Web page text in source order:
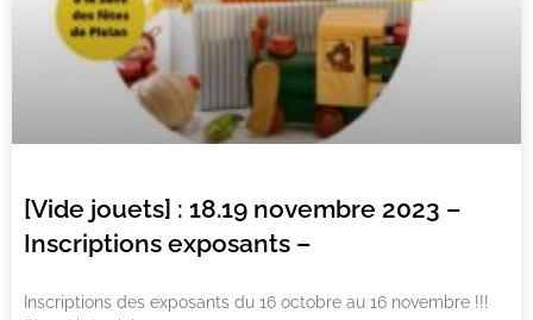
[Vide jouets] : 18.19 novembre 2023 –
Inscriptions exposants –
Inscriptions des exposants du 16 octobre au 16 novembre !!!